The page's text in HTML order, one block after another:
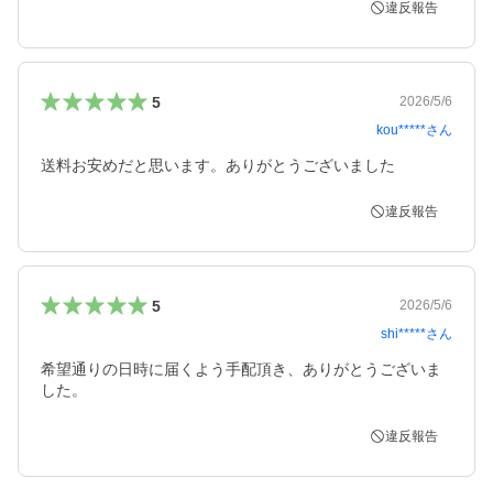
違反報告
5
2026/5/6
kou*****さん
送料お安めだと思います。ありがとうございました
違反報告
5
2026/5/6
shi*****さん
希望通りの日時に届くよう手配頂き、ありがとうございま
した。
違反報告